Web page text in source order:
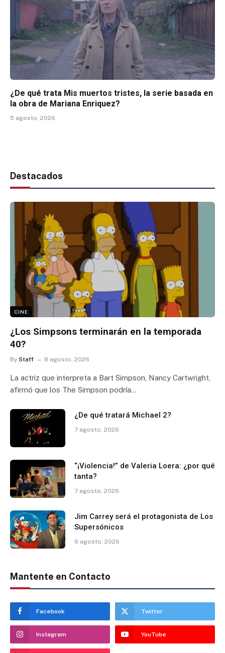
¿De qué trata Mis muertos tristes, la serie basada en
la obra de Mariana Enriquez?
5 agosto, 2026
Destacados
CINE
¿Los Simpsons terminarán en la temporada
40?
By Staff 8 agosto, 2026
La actriz que interpreta a Bart Simpson, Nancy Cartwright,
afirmó que los The Simpson podría…
¿De qué tratará Michael 2?
7 agosto, 2026
“¡Violencia!” de Valeria Loera: ¿por qué
tanta?
7 agosto, 2026
Jim Carrey será el protagonista de Los
Supersónicos
6 agosto, 2026
Mantente en Contacto
Facebook Twitter
Instagram YouTube